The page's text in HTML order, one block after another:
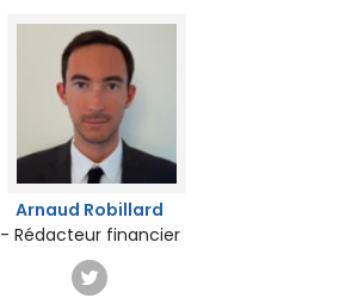
Arnaud Robillard
- Rédacteur financier